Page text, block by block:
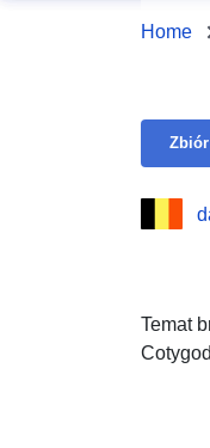
Home
Temat